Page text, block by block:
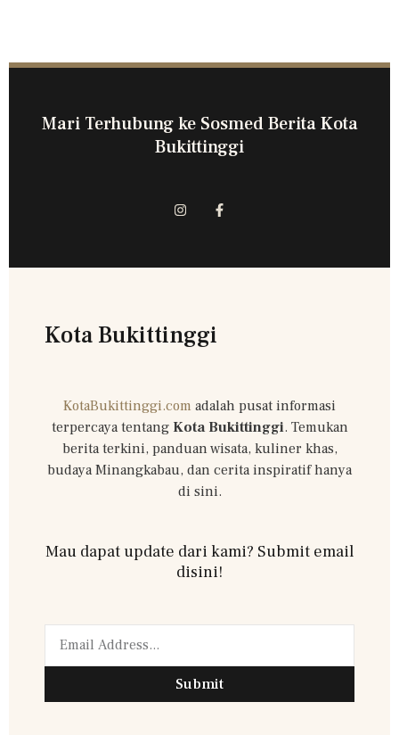
Mari Terhubung ke Sosmed Berita Kota
Bukittinggi
Kota Bukittinggi
KotaBukittinggi.com adalah pusat informasi
terpercaya tentang Kota Bukittinggi. Temukan
berita terkini, panduan wisata, kuliner khas,
budaya Minangkabau, dan cerita inspiratif hanya
di sini.
Mau dapat update dari kami? Submit email
disini!
Submit